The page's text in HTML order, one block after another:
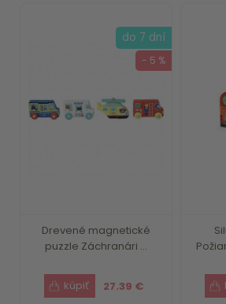
Drevené magnetické
puzzle Záchranári ...
27.39 €
do 7 dní
- 5 %